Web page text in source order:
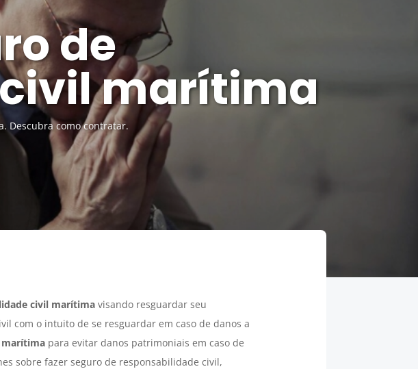
de
marítima
Descubra como contratar.
civil marítimavisando resguardar seu
com o intuito de se resguardar em caso de danos a
marítimapara evitar danos patrimoniais em caso de
sobre fazer seguro de responsabilidade civil,